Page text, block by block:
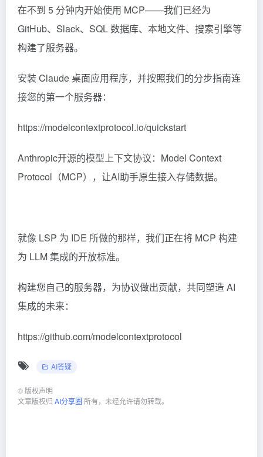
在不到 5 分钟内开始使用 MCP——我们已经为
GitHub、Slack、SQL 数据库、本地文件、搜索引擎等
构建了服务器。
安装 Claude 桌面应用程序，并按照我们的分步指南连
接您的第一个服务器：
https://modelcontextprotocol.io/quickstart
Anthropic开源的模型上下文协议：Model Context
Protocol（MCP），让AI助手原生接入存储数据。
就像 LSP 为 IDE 所做的那样，我们正在将 MCP 构建
为 LLM 集成的开放标准。
构建您自己的服务器，为协议做出贡献，共同塑造 AI
集成的未来：
https://github.com/modelcontextprotocol
AI答疑
© 版权声明
文章版权归 AI分享圈 所有，未经允许请勿转载。